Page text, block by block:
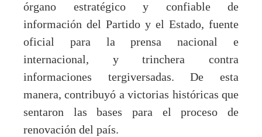
órgano estratégico y confiable de
información del Partido y el Estado, fuente
oficial para la prensa nacional e
internacional, y trinchera contra
informaciones tergiversadas. De esta
manera, contribuyó a victorias históricas que
sentaron las bases para el proceso de
renovación del país.